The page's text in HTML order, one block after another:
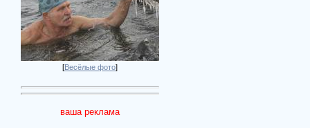
[Весёлые фото]
ваша реклама